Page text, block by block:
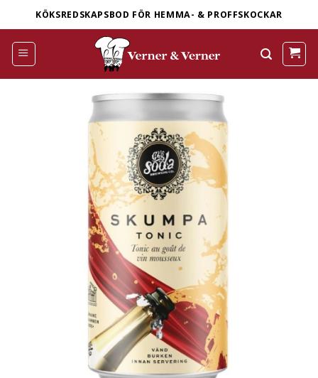
to
content
KÖKSREDSKAPSBOD FÖR HEMMA- & PROFFSKOCKAR